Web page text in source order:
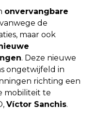
onvervangbare
de
maar ook
. Deze nieuwe
ongetwijfeld in
richting een
mobiliteit te
Víctor Sanchis.